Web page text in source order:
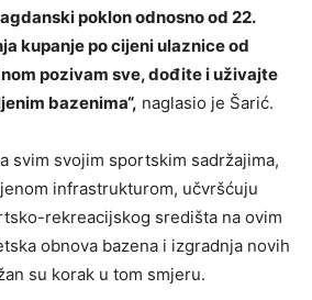
poklon odnosno od 22.
kupanje po cijeni ulaznice od
pozivam sve, dođite i uživajte
bazenima“, naglasio je Šarić.
svim svojim sportskim sadržajima,
infrastrukturom, učvršćuju
rekreacijskog središta na ovim
obnova bazena i izgradnja novih
su korak u tom smjeru.